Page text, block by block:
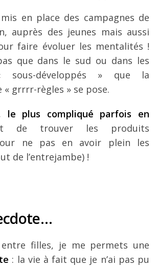
en place des campagnes de
auprès des jeunes mais aussi
faire évoluer les mentalités !
que dans le sud ou dans les
développés » que la
grrrr-règles » se pose.
le plus compliqué parfois en
de trouver les produits
ne pas en avoir plein les
de l’entrejambe) !
entre filles, je me permets une
: la vie à fait que je n’ai pas pu